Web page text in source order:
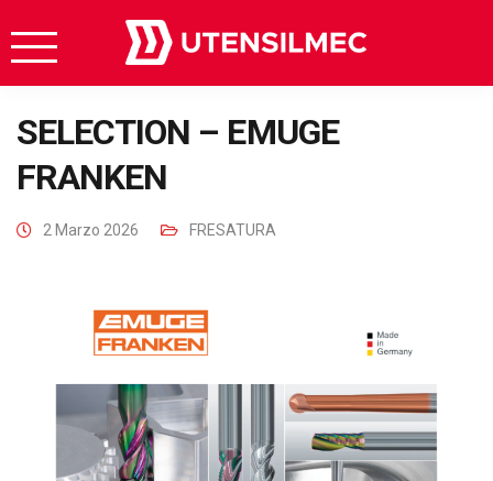
SELECTION – EMUGE
FRANKEN
2 Marzo 2026 FRESATURA